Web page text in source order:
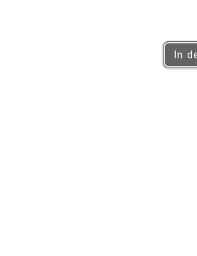
In